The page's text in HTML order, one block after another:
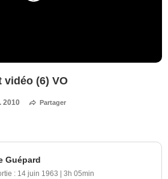
vidéo (6) VO
2010 Partager
Guépard
: 14 juin 1963 | 3h 05min